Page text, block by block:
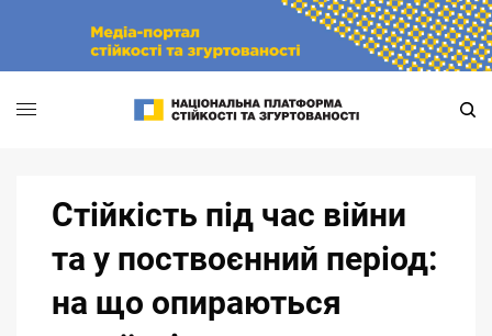
Стійкість під час війни
та у поствоєнний період:
на що опираються